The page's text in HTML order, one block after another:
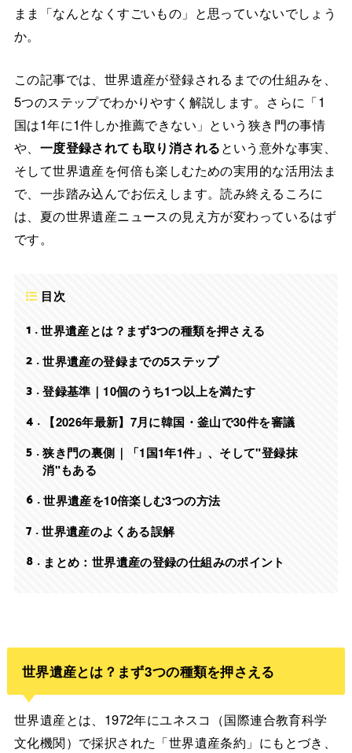
まま「なんとなくすごいもの」と思っていないでしょう
か。
この記事では、世界遺産が登録されるまでの仕組みを、
5つのステップでわかりやすく解説します。さらに「1
国は1年に1件しか推薦できない」という狭き門の事情
や、 一度登録されても取り消されるという意外な事実、
そして世界遺産を何倍も楽しむための実用的な活用法ま
で、一歩踏み込んでお伝えします。読み終えるころに
は、夏の世界遺産ニュースの見え方が変わっているはず
です。
目次
1
世界遺産とは？まず3つの種類を押さえる
2 世界遺産の登録までの5ステップ
3 登録基準｜10個のうち1つ以上を満たす
4 【2026年最新】7月に韓国・釜山で30件を審議
5
狭き門の裏側｜「1国1年1件」、そして"登録抹
消"もある
6 世界遺産を10倍楽しむ3つの方法
7 世界遺産のよくある誤解
8 まとめ：世界遺産の登録の仕組みのポイント
世界遺産とは？まず3つの種類を押さえる
世界遺産とは、1972年にユネスコ（国際連合教育科学
文化機関）で採択された「世界遺産条約」にもとづき、